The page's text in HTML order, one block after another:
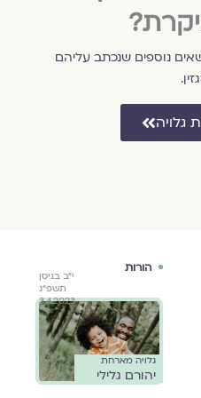
נוספים שנכתב עליהם
הורות
י״ב בניסן
תשפ״ג
3.4.2023
גלויה מארחת
יהורם גלילי